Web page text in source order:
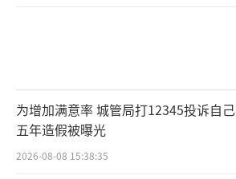
为增加满意率 城管局打12345投诉自己
五年造假被曝光
2026-08-08 15:38:35